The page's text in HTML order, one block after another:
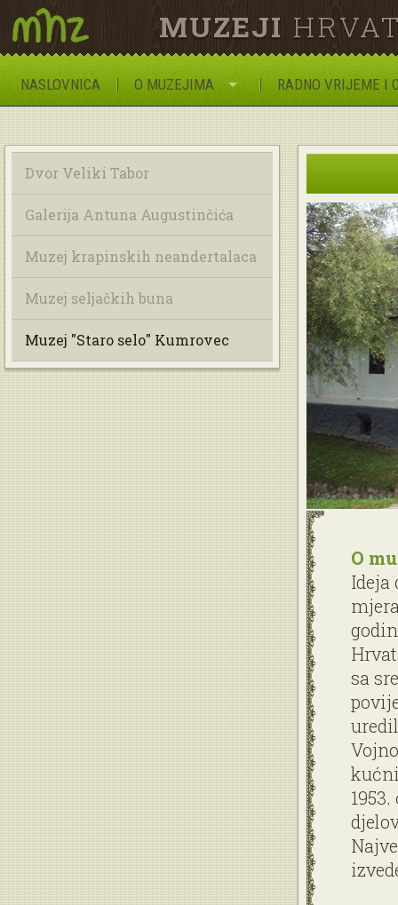
MUZEJI
NASLOVNICA O MUZEJIMA RADNO VRIJEME I
Dvor Veliki Tabor
Galerija Antuna Augustinčića
Muzej krapinskih neandertalaca
Muzej seljačkih buna
Muzej "Staro selo" Kumrovec
O
Ideja
sa